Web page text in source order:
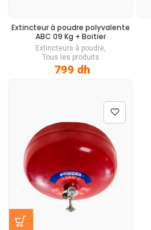
Extincteur à poudre polyvalente
ABC 09 Kg + Boitier
Extincteurs à poudre,
Tous les produits
799 dh